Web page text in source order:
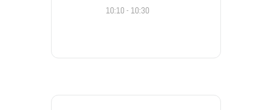
10:10 - 10:30